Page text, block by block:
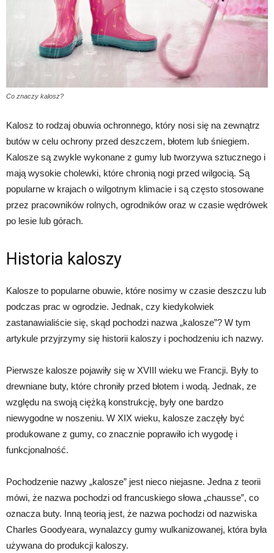
Co znaczy kalosz?
Kalosz to rodzaj obuwia ochronnego, który nosi się na zewnątrz
butów w celu ochrony przed deszczem, błotem lub śniegiem.
Kalosze są zwykle wykonane z gumy lub tworzywa sztucznego i
mają wysokie cholewki, które chronią nogi przed wilgocią. Są
popularne w krajach o wilgotnym klimacie i są często stosowane
przez pracowników rolnych, ogrodników oraz w czasie wędrówek
po lesie lub górach.
Historia kaloszy
Kalosze to popularne obuwie, które nosimy w czasie deszczu lub
podczas prac w ogrodzie. Jednak, czy kiedykolwiek
zastanawialiście się, skąd pochodzi nazwa „kalosze”? W tym
artykule przyjrzymy się historii kaloszy i pochodzeniu ich nazwy.
Pierwsze kalosze pojawiły się w XVIII wieku we Francji. Były to
drewniane buty, które chroniły przed błotem i wodą. Jednak, ze
względu na swoją ciężką konstrukcję, były one bardzo
niewygodne w noszeniu. W XIX wieku, kalosze zaczęły być
produkowane z gumy, co znacznie poprawiło ich wygodę i
funkcjonalność.
Pochodzenie nazwy „kalosze” jest nieco niejasne. Jedna z teorii
mówi, że nazwa pochodzi od francuskiego słowa „chausse”, co
oznacza buty. Inną teorią jest, że nazwa pochodzi od nazwiska
Charles Goodyeara, wynalazcy gumy wulkanizowanej, która była
używana do produkcji kaloszy.